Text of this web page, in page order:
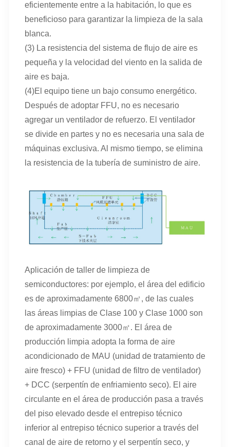
eficientemente entre a la habitación, lo que es
beneficioso para garantizar la limpieza de la sala
blanca.
(3) La resistencia del sistema de flujo de aire es
pequeña y la velocidad del viento en la salida de
aire es baja.
(4)El equipo tiene un bajo consumo energético.
Después de adoptar FFU, no es necesario
agregar un ventilador de refuerzo. El ventilador
se divide en partes y no es necesaria una sala de
máquinas exclusiva. Al mismo tiempo, se elimina
la resistencia de la tubería de suministro de aire.
Aplicación de taller de limpieza de
semiconductores: por ejemplo, el área del edificio
es de aproximadamente 6800㎡, de las cuales
las áreas limpias de Clase 100 y Clase 1000 son
de aproximadamente 3000㎡. El área de
producción limpia adopta la forma de aire
acondicionado de MAU (unidad de tratamiento de
aire fresco) + FFU (unidad de filtro de ventilador)
+ DCC (serpentín de enfriamiento seco). El aire
circulante en el área de producción pasa a través
del piso elevado desde el entrepiso técnico
inferior al entrepiso técnico superior a través del
canal de aire de retorno y el serpentín seco, y